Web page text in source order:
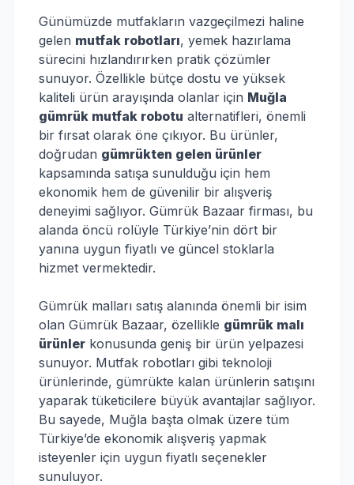
Günümüzde mutfakların vazgeçilmezi haline
gelen mutfak robotları, yemek hazırlama
sürecini hızlandırırken pratik çözümler
sunuyor. Özellikle bütçe dostu ve yüksek
kaliteli ürün arayışında olanlar için Muğla
gümrük mutfak robotu alternatifleri, önemli
bir fırsat olarak öne çıkıyor. Bu ürünler,
doğrudan gümrükten gelen ürünler
kapsamında satışa sunulduğu için hem
ekonomik hem de güvenilir bir alışveriş
deneyimi sağlıyor. Gümrük Bazaar firması, bu
alanda öncü rolüyle Türkiye’nin dört bir
yanına uygun fiyatlı ve güncel stoklarla
hizmet vermektedir.
Gümrük malları satış alanında önemli bir isim
olan Gümrük Bazaar, özellikle gümrük malı
ürünler konusunda geniş bir ürün yelpazesi
sunuyor. Mutfak robotları gibi teknoloji
ürünlerinde, gümrükte kalan ürünlerin satışını
yaparak tüketicilere büyük avantajlar sağlıyor.
Bu sayede, Muğla başta olmak üzere tüm
Türkiye’de ekonomik alışveriş yapmak
isteyenler için uygun fiyatlı seçenekler
sunuluyor.